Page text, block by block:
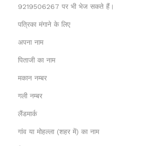
9219506267 पर भी भेज सकते हैं।
पत्रिका मंगाने के लिए
अपना नाम
पिताजी का नाम
मकान नम्बर
गली नम्बर
लैंडमार्क
गांव या मोहल्ला (शहर में) का नाम